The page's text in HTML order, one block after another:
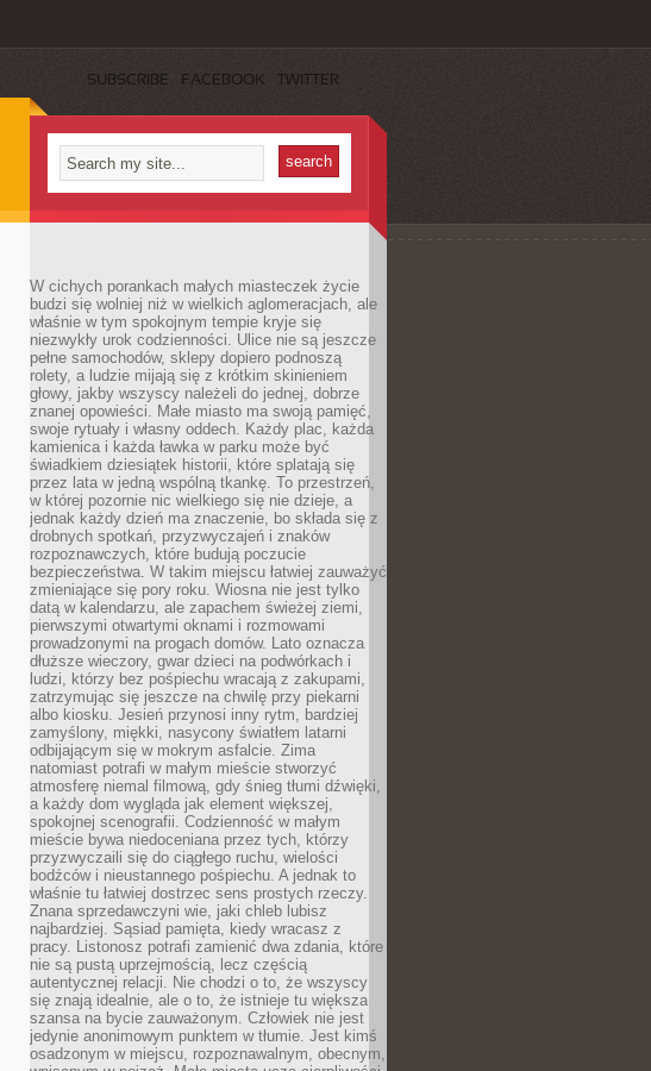
SUBSCRIBE FACEBOOK TWITTER
W cichych porankach małych miasteczek życie
budzi się wolniej niż w wielkich aglomeracjach, ale
właśnie w tym spokojnym tempie kryje się
niezwykły urok codzienności. Ulice nie są jeszcze
pełne samochodów, sklepy dopiero podnoszą
rolety, a ludzie mijają się z krótkim skinieniem
głowy, jakby wszyscy należeli do jednej, dobrze
znanej opowieści. Małe miasto ma swoją pamięć,
swoje rytuały i własny oddech. Każdy plac, każda
kamienica i każda ławka w parku może być
świadkiem dziesiątek historii, które splatają się
przez lata w jedną wspólną tkankę. To przestrzeń,
w której pozornie nic wielkiego się nie dzieje, a
jednak każdy dzień ma znaczenie, bo składa się z
drobnych spotkań, przyzwyczajeń i znaków
rozpoznawczych, które budują poczucie
bezpieczeństwa. W takim miejscu łatwiej zauważyć
zmieniające się pory roku. Wiosna nie jest tylko
datą w kalendarzu, ale zapachem świeżej ziemi,
pierwszymi otwartymi oknami i rozmowami
prowadzonymi na progach domów. Lato oznacza
dłuższe wieczory, gwar dzieci na podwórkach i
ludzi, którzy bez pośpiechu wracają z zakupami,
zatrzymując się jeszcze na chwilę przy piekarni
albo kiosku. Jesień przynosi inny rytm, bardziej
zamyślony, miękki, nasycony światłem latarni
odbijającym się w mokrym asfalcie. Zima
natomiast potrafi w małym mieście stworzyć
atmosferę niemal filmową, gdy śnieg tłumi dźwięki,
a każdy dom wygląda jak element większej,
spokojnej scenografii. Codzienność w małym
mieście bywa niedoceniana przez tych, którzy
przyzwyczaili się do ciągłego ruchu, wielości
bodźców i nieustannego pośpiechu. A jednak to
właśnie tu łatwiej dostrzec sens prostych rzeczy.
Znana sprzedawczyni wie, jaki chleb lubisz
najbardziej. Sąsiad pamięta, kiedy wracasz z
pracy. Listonosz potrafi zamienić dwa zdania, które
nie są pustą uprzejmością, lecz częścią
autentycznej relacji. Nie chodzi o to, że wszyscy
się znają idealnie, ale o to, że istnieje tu większa
szansa na bycie zauważonym. Człowiek nie jest
jedynie anonimowym punktem w tłumie. Jest kimś
osadzonym w miejscu, rozpoznawalnym, obecnym,